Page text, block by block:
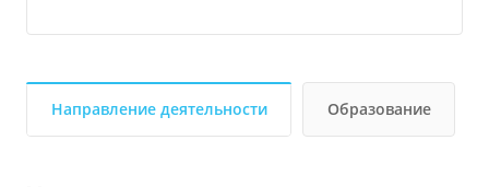
Направление деятельности Образование